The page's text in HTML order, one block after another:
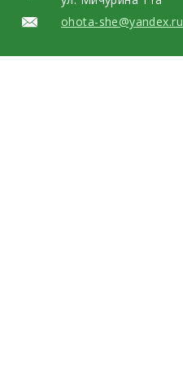
ohota-she@yandex.ru